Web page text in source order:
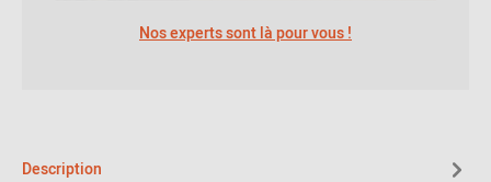
Nos experts sont là pour vous !
Description